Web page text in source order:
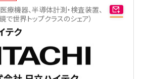
療機器、半導体計測・検査装置、
で世界トップクラスのシェア）
テク